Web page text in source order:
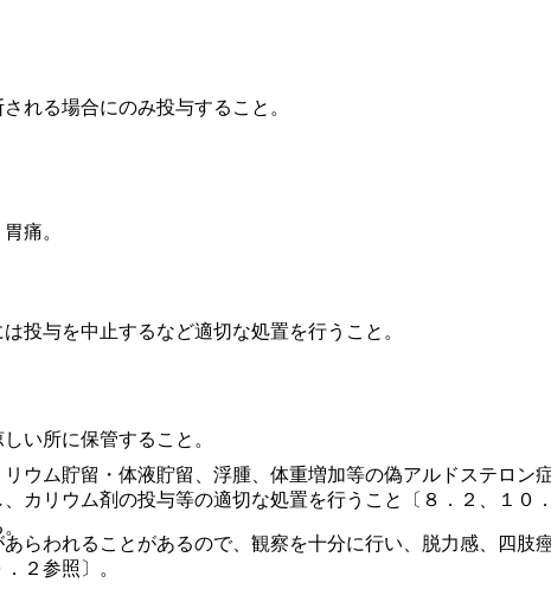
れる場合にのみ投与すること。
い所に保管すること。
痛。
投与を中止するなど適切な処置を行うこと。
ム貯留・体液貯留、浮腫、体重増加等の偽アルドステロン
リウム剤の投与等の適切な処置を行うこと〔８．２、１０．
われることがあるので、観察を十分に行い、脱力感、四肢
２参照〕。